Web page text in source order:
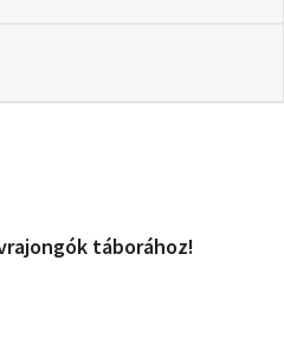
táborához!